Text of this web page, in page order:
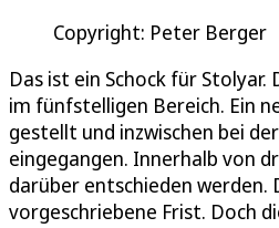
Copyright: Peter Berger
Das ist ein Schock für
im fünfstelligen Bereich. Ein
gestellt und inzwischen bei
eingegangen. Innerhalb von
darüber entschieden werden.
vorgeschriebene Frist. Doch